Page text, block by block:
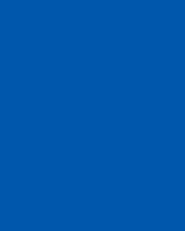
du travail
Programme